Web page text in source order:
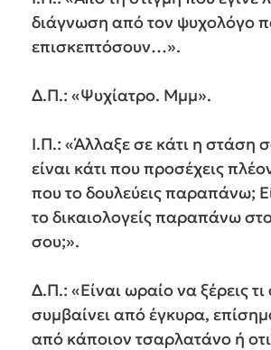
διάγνωση από τον ψυχολόγο
επισκεπτόσουν…».
Δ.Π.: «Ψυχίατρο. Μμμ».
Ι.Π.: «Άλλαξε σε κάτι η στάση
είναι κάτι που προσέχεις
που το δουλεύεις παραπάνω;
το δικαιολογείς παραπάνω
σου;».
Δ.Π.: «Είναι ωραίο να ξέρεις
συμβαίνει από έγκυρα,
από κάποιον τσαρλατάνο ή